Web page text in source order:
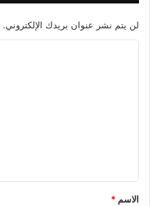
لن يتم نشر عنوان بريدك الإلكتروني.
*
الاسم *